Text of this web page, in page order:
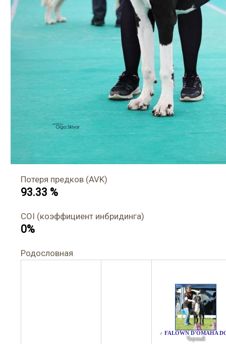
Потеря предков (AVK)
93.33 %
COI (коэффициент инбридинга)
0%
Родословная
♂ FALOWN D'OMAHA
Черный